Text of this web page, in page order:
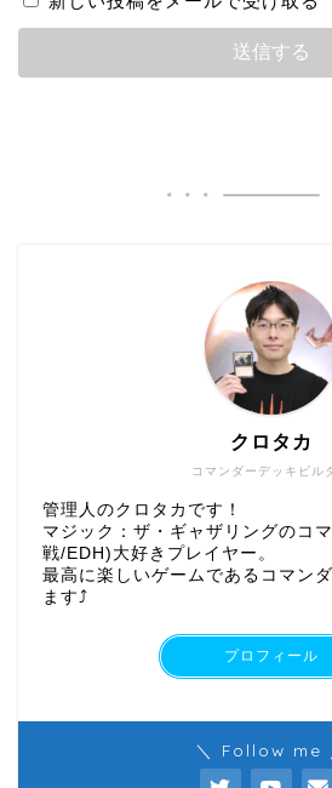
コマンダーデッキビル
クロタカ
管理人のクロタカです！
マジック：ザ・ギャザリングのコ
戦/EDH)大好きプレイヤー。
最高に楽しいゲームであるコマン
ます⤴︎
プロフィール
＼ Follow me